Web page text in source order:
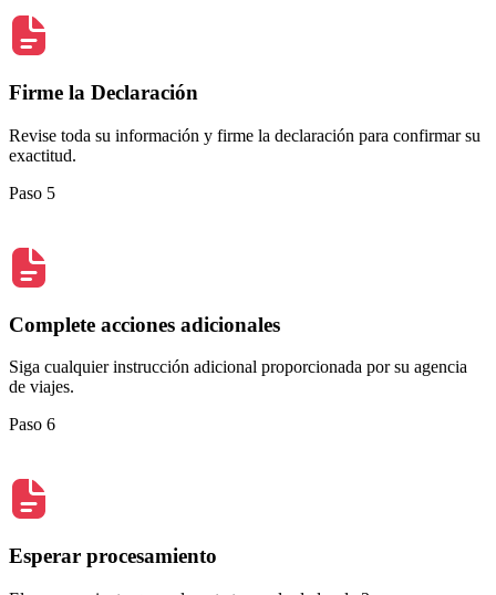
Firme la Declaración
Revise toda su información y firme la declaración para confirmar su
exactitud.
Paso 5
Complete acciones adicionales
Siga cualquier instrucción adicional proporcionada por su agencia
de viajes.
Paso 6
Esperar procesamiento